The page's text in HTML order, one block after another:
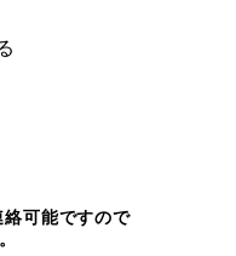
可能ですので